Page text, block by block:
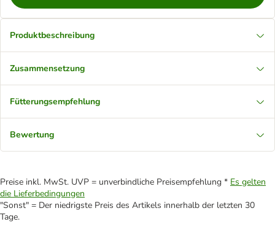
Produktbeschreibung
Zusammensetzung
Fütterungsempfehlung
Bewertung
Preise inkl. MwSt. UVP = unverbindliche Preisempfehlung * Es gelten
die Lieferbedingungen
"Sonst" = Der niedrigste Preis des Artikels innerhalb der letzten 30
Tage.